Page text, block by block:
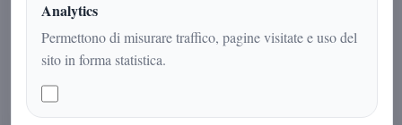
classifica, Milan e Napoli
all’inseguimento verso il giro di boa.
Analytics
Permettono di misurare traffico, pagine visitate e uso del
sito in forma statistica.